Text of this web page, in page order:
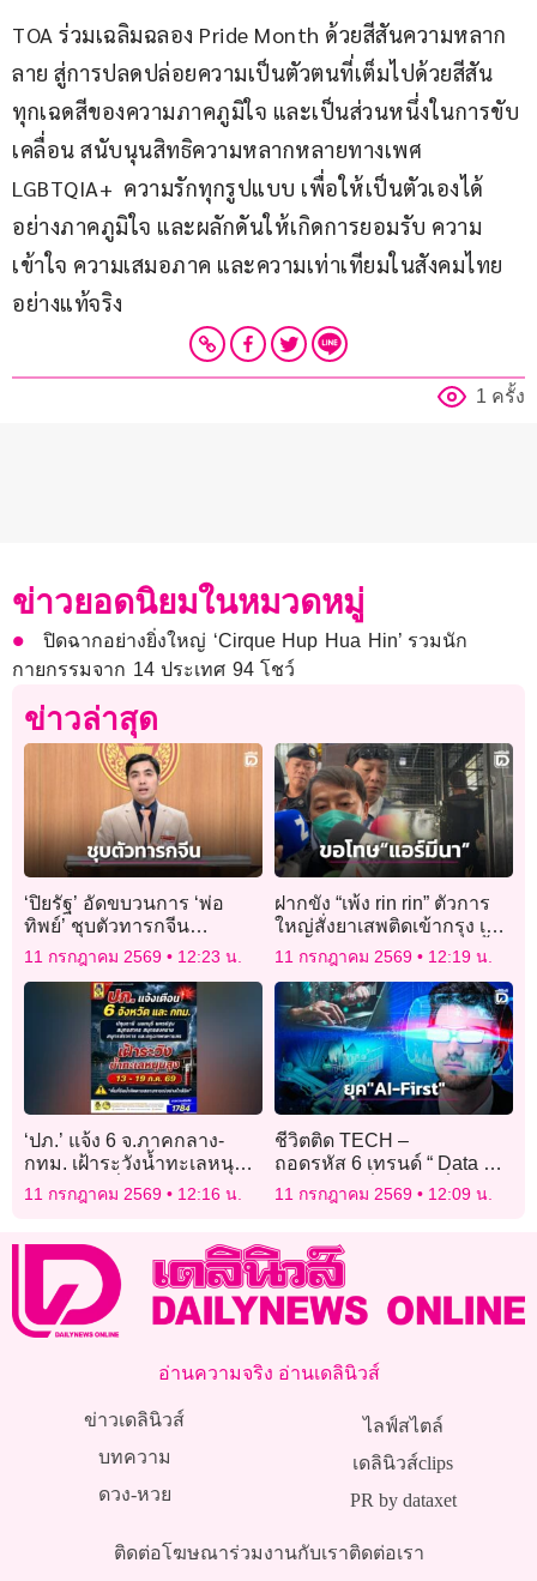
TOA ร่วมเฉลิมฉลอง Pride Month ด้วยสีสันความหลาก
ลาย สู่การปลดปล่อยความเป็นตัวตนที่เต็มไปด้วยสีสัน
ทุกเฉดสีของความภาคภูมิใจ และเป็นส่วนหนึ่งในการขับ
เคลื่อน สนับนุนสิทธิความหลากหลายทางเพศ
LGBTQIA+  ความรักทุกรูปแบบ เพื่อให้เป็นตัวเองได้
อย่างภาคภูมิใจ และผลักดันให้เกิดการยอมรับ ความ
เข้าใจ ความเสมอภาค และความเท่าเทียมในสังคมไทย
อย่างแท้จริง
1 ครั้ง
ข่าวยอดนิยมในหมวดหมู่
ปิดฉากอย่างยิ่งใหญ่ ‘Cirque Hup Hua Hin’ รวมนัก
กายกรรมจาก 14 ประเทศ 94 โชว์
ข่าวล่าสุด
‘ปิยรัฐ’ อัดขบวนการ ‘พ่อ
ทิพย์’ ชุบตัวทารกจีน
สัญญาณอันตรายความ
11 กรกฎาคม 2569 12:23 น.
ฝากขัง “เพ้ง rin rin” ตัวการ
ใหญ่สั่งยาเสพติดเข้ากรุง เจ้า
ตัวลั่นขอโทษ “แอร์มีนา” ย้ำ
ไม่ได้ตั้งใจ
11 กรกฎาคม 2569 12:19 น.
‘ปภ.’ แจ้ง 6 จ.ภาคกลาง-
กทม. เฝ้าระวังน้ำทะเลหนุน
สูง ช่วงวันที่ 13-19 ก.ค. 69
11 กรกฎาคม 2569 12:16 น.
ชีวิตติด TECH –
ถอดรหัส 6 เทรนด์ “ Data &
Analytics” สิ่งสำคัญที่ต้อง
จับตาในยุค “AI-First”
11 กรกฎาคม 2569 12:09 น.
อ่านความจริง อ่านเดลินิวส์
ข่าวเดลินิวส์
บทความ
ดวง-หวย
ไลฟ์สไตล์
เดลินิวส์clips
PR by dataxet
ติดต่อโฆษณาร่วมงานกับเราติดต่อเรา